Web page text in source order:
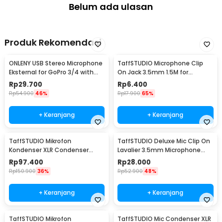
Belum ada ulasan
Produk Rekomendasi
ONLENY USB Stereo Microphone
Eksternal for GoPro 3/4 with
Clip - DZ0288
Rp29.700
Rp54.900 46%
+ Keranjang
TaffSTUDIO Microphone Clip
On Jack 3.5mm 1.5M for
Smartphone Laptop - SR-503
Rp6.400
Rp17.900 65%
+ Keranjang
TaffSTUDIO Mikrofon
Kondenser XLR Condenser
Microphone Studio Podcast -
BM-700
Rp97.400
Rp150.900 36%
+ Keranjang
TaffSTUDIO Deluxe Mic Clip On
Lavalier 3.5mm Microphone
Smartphone - EY-510A
Rp28.000
Rp52.900 48%
+ Keranjang
TaffSTUDIO Mikrofon TaffSTUDIO Mic Condenser XLR